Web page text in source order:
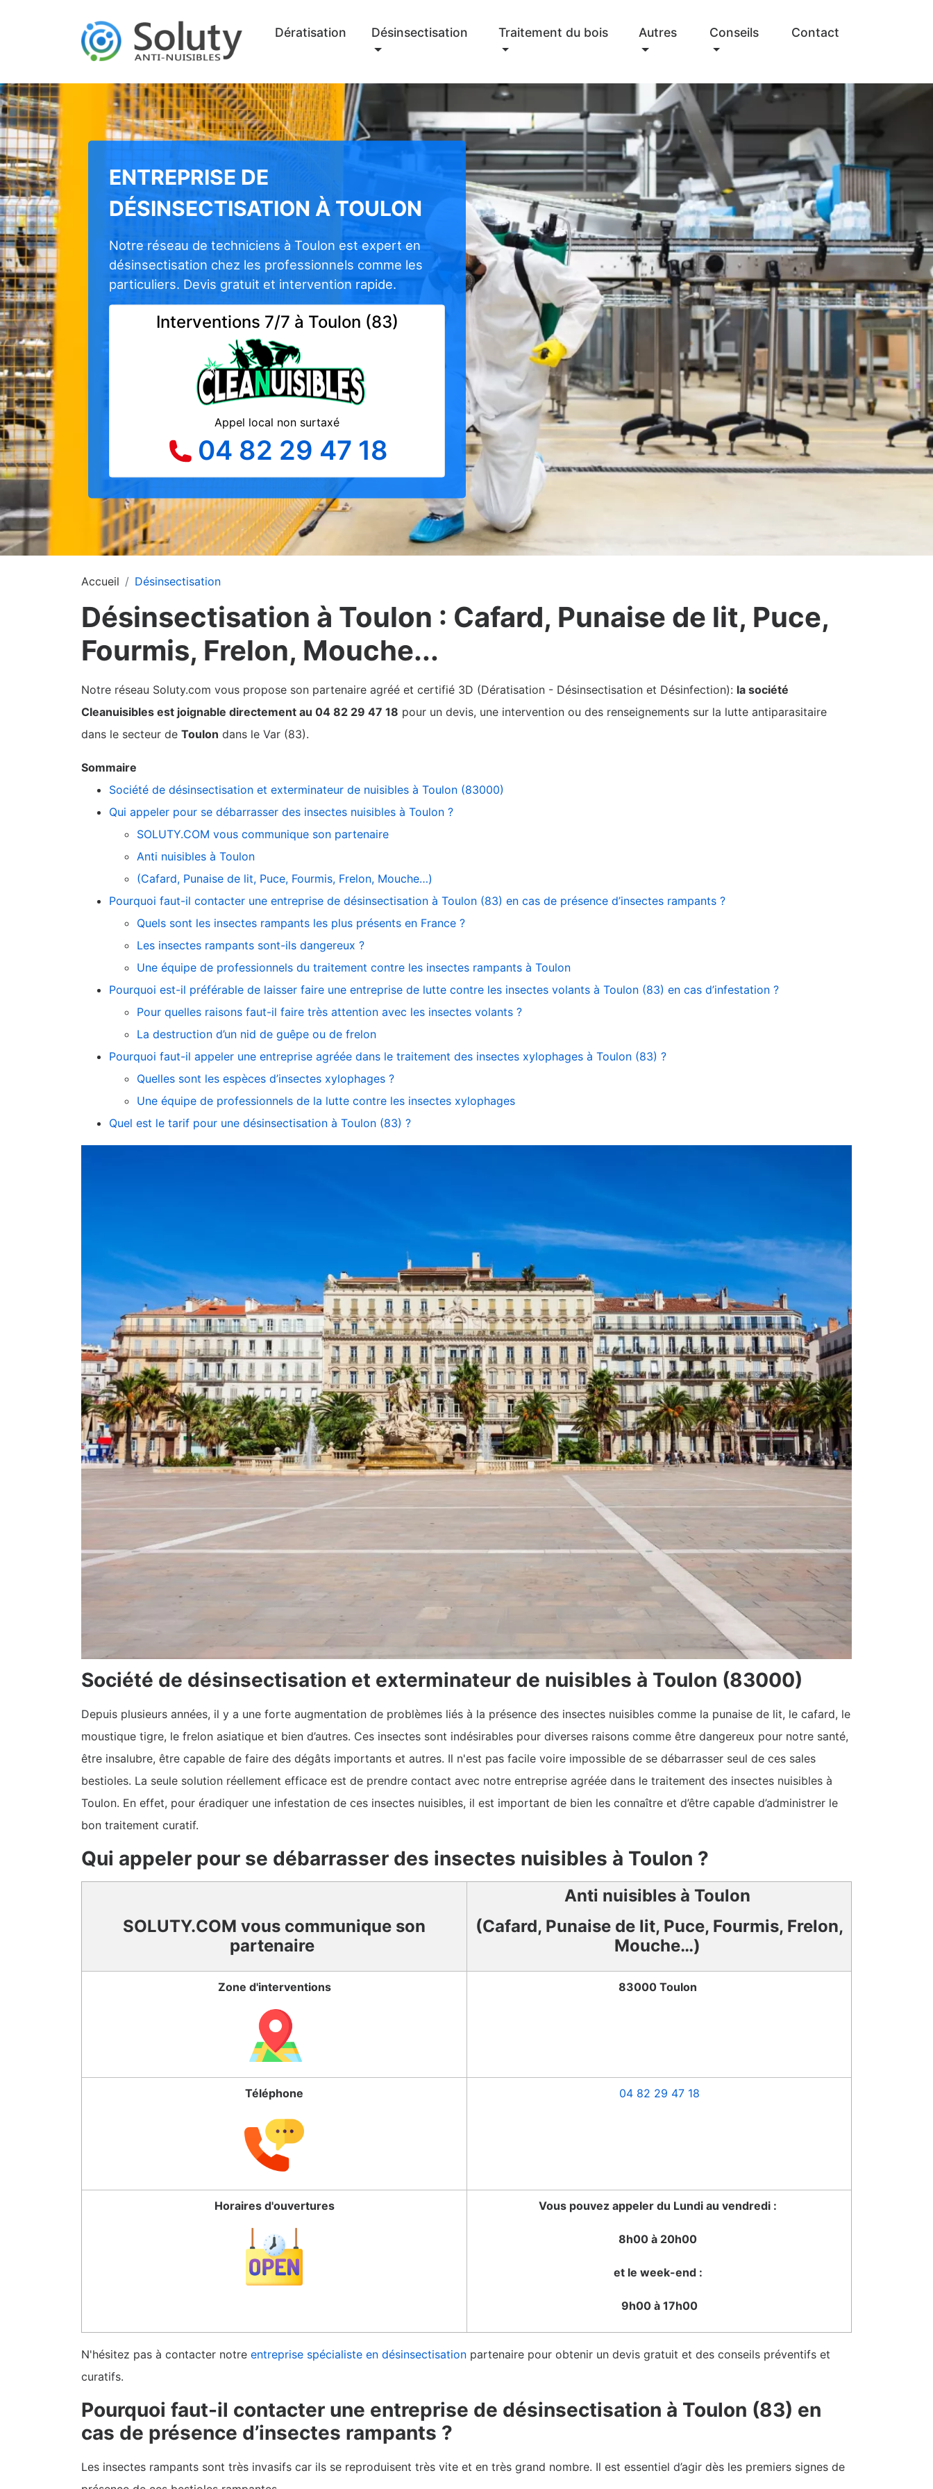
Dératisation Désinsectisation Traitement du bois Autres Conseils Contact
ENTREPRISE DE
DÉSINSECTISATION À TOULON
Notre réseau de techniciens à Toulon est expert en
désinsectisation chez les professionnels comme les
particuliers. Devis gratuit et intervention rapide.
Interventions 7/7 à Toulon (83)
Appel local non surtaxé
04 82 29 47 18
Accueil Désinsectisation
Désinsectisation à Toulon : Cafard, Punaise de lit, Puce,
Fourmis, Frelon, Mouche...
Notre réseau Soluty.com vous propose son partenaire agréé et certifié 3D (Dératisation - Désinsectisation et Désinfection): la société
Cleanuisibles est joignable directement au 04 82 29 47 18 pour un devis, une intervention ou des renseignements sur la lutte antiparasitaire
dans le secteur de Toulon dans le Var (83).
Sommaire
Société de désinsectisation et exterminateur de nuisibles à Toulon (83000)
Qui appeler pour se débarrasser des insectes nuisibles à Toulon ?
SOLUTY.COM vous communique son partenaire
Anti nuisibles à Toulon
(Cafard, Punaise de lit, Puce, Fourmis, Frelon, Mouche…)
Pourquoi faut-il contacter une entreprise de désinsectisation à Toulon (83) en cas de présence d’insectes rampants ?
Quels sont les insectes rampants les plus présents en France ?
Les insectes rampants sont-ils dangereux ?
Une équipe de professionnels du traitement contre les insectes rampants à Toulon
Pourquoi est-il préférable de laisser faire une entreprise de lutte contre les insectes volants à Toulon (83) en cas d’infestation ?
Pour quelles raisons faut-il faire très attention avec les insectes volants ?
La destruction d’un nid de guêpe ou de frelon
Pourquoi faut-il appeler une entreprise agréée dans le traitement des insectes xylophages à Toulon (83) ?
Quelles sont les espèces d’insectes xylophages ?
Une équipe de professionnels de la lutte contre les insectes xylophages
Quel est le tarif pour une désinsectisation à Toulon (83) ?
Société de désinsectisation et exterminateur de nuisibles à Toulon (83000)
Depuis plusieurs années, il y a une forte augmentation de problèmes liés à la présence des insectes nuisibles comme la punaise de lit, le cafard, le
moustique tigre, le frelon asiatique et bien d’autres. Ces insectes sont indésirables pour diverses raisons comme être dangereux pour notre santé,
être insalubre, être capable de faire des dégâts importants et autres. Il n'est pas facile voire impossible de se débarrasser seul de ces sales
bestioles. La seule solution réellement efficace est de prendre contact avec notre entreprise agréée dans le traitement des insectes nuisibles à
Toulon. En effet, pour éradiquer une infestation de ces insectes nuisibles, il est important de bien les connaître et d’être capable d’administrer le
bon traitement curatif.
Qui appeler pour se débarrasser des insectes nuisibles à Toulon ?
SOLUTY.COM vous communique son
partenaire
Anti nuisibles à Toulon
(Cafard, Punaise de lit, Puce, Fourmis, Frelon,
Mouche…)
Zone d'interventions 83000 Toulon
Téléphone 04 82 29 47 18
Horaires d'ouvertures Vous pouvez appeler du Lundi au vendredi :
8h00 à 20h00
et le week-end :
9h00 à 17h00
N'hésitez pas à contacter notre entreprise spécialiste en désinsectisation partenaire pour obtenir un devis gratuit et des conseils préventifs et
curatifs.
Pourquoi faut-il contacter une entreprise de désinsectisation à Toulon (83) en
cas de présence d’insectes rampants ?
Les insectes rampants sont très invasifs car ils se reproduisent très vite et en très grand nombre. Il est essentiel d’agir dès les premiers signes de